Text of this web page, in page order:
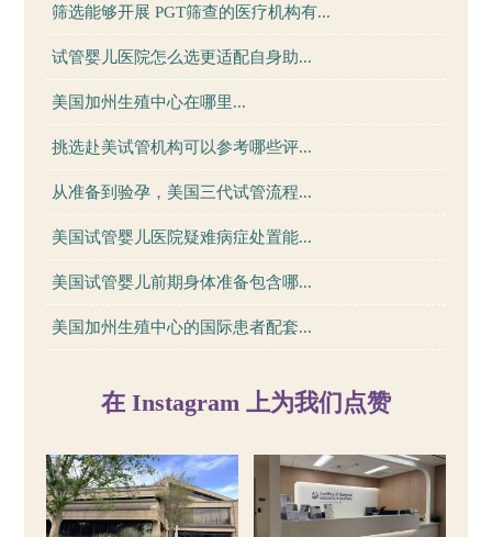
筛选能够开展 PGT筛查的医疗机构有...
试管婴儿医院怎么选更适配自身助...
美国加州生殖中心在哪里...
挑选赴美试管机构可以参考哪些评...
从准备到验孕，美国三代试管流程...
美国试管婴儿医院疑难病症处置能...
美国试管婴儿前期身体准备包含哪...
美国加州生殖中心的国际患者配套...
在 Instagram 上为我们点赞